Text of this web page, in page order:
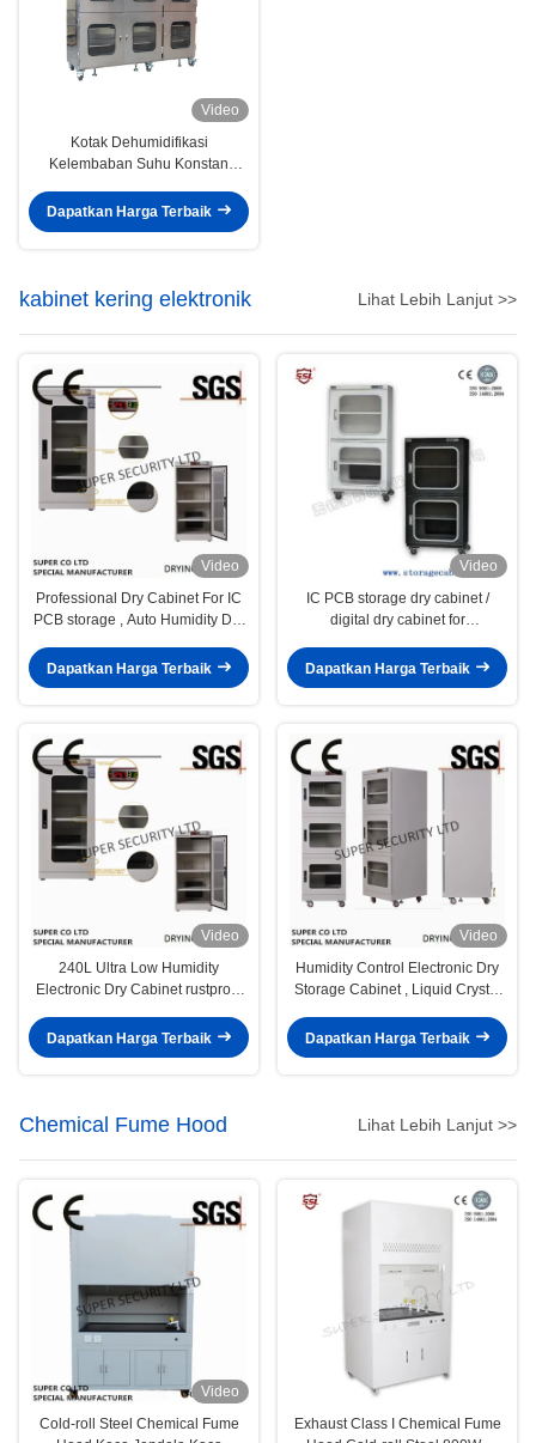
Video
Kotak Dehumidifikasi
Kelembaban Suhu Konstan
Dapatkan Harga Terbaik
kabinet kering elektronik Lihat Lebih Lanjut >>
Video
Professional Dry Cabinet For IC
PCB storage , Auto Humidity Dry
Dapatkan Harga Terbaik
Video
IC PCB storage dry cabinet /
digital dry cabinet for
PGA,IC PCB SMT PBGA
Dapatkan Harga Terbaik
Video
240L Ultra Low Humidity
Electronic Dry Cabinet rustproof
Dapatkan Harga Terbaik
Video
Humidity Control Electronic Dry
Storage Cabinet , Liquid Crystal
Dapatkan Harga Terbaik
Chemical Fume Hood Lihat Lebih Lanjut >>
Video
Cold-roll Steel Chemical Fume
​Exhaust Class I Chemical Fume